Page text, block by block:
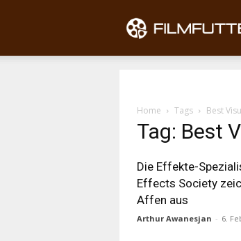
Home Tags Best
Tag: Best
Die Effekte-
Effects Society
Affen aus
Arthur Awanesjan - 6.